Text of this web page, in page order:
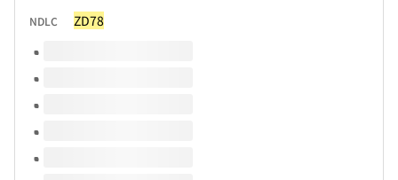
NDLC ZD78
Volumes of this title